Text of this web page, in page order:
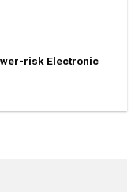
risk Electronic